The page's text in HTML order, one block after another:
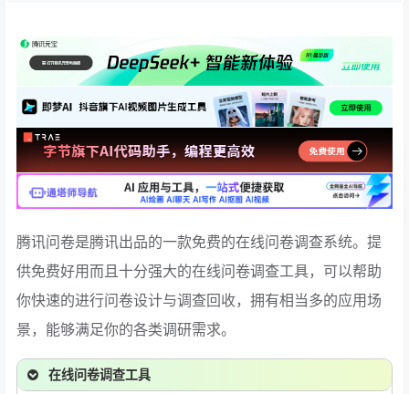
腾讯问卷是腾讯出品的一款免费的在线问卷调查系统。提
供免费好用而且十分强大的在线问卷调查工具，可以帮助
你快速的进行问卷设计与调查回收，拥有相当多的应用场
景，能够满足你的各类调研需求。
在线问卷调查工具